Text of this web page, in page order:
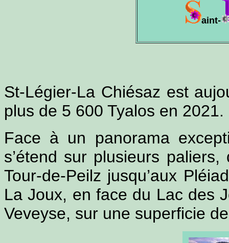
aint-
St-Légier-La Chiésaz est
plus de 5 600 Tyalos en 2021.
Face à un panorama
s’étend sur plusieurs
Tour-de-Peilz jusqu’aux
La Joux, en face du Lac des
Veveyse, sur une superficie